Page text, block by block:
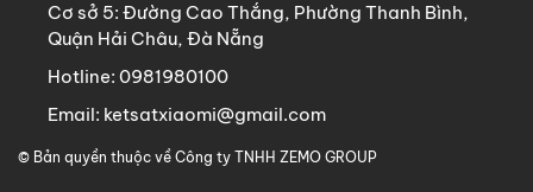
Cơ sở 5: Đường Cao Thắng, Phường Thanh Bình,
Quận Hải Châu, Đà Nẵng
Hotline: 0981980100
Email: ketsatxiaomi@gmail.com
© Bản quyền thuộc về Công ty TNHH ZEMO GROUP